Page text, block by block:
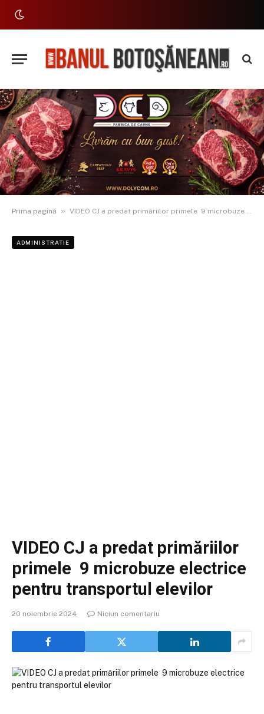
Prima pagină » VIDEO CJ a predat primăriilor primele 9 microbuze electrice pentru transportul elevilor
ADMINISTRATIE
VIDEO CJ a predat primăriilor
primele 9 microbuze electrice
pentru transportul elevilor
20 noiembrie 2024 Niciun comentariu